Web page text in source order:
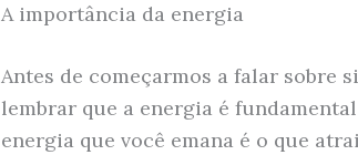
A importância da energia
Antes de começarmos a falar sobre
lembrar que a energia é
energia que você emana é o que